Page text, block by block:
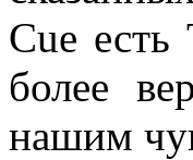
Cue
более
нашим